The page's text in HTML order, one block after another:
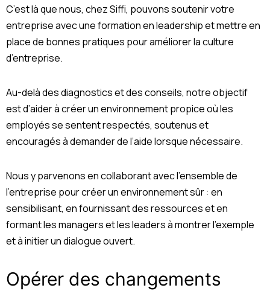
C’est là que nous, chez Siffi, pouvons soutenir votre
entreprise avec une formation en leadership et mettre en
place de bonnes pratiques pour améliorer la culture
d’entreprise.
Au-delà des diagnostics et des conseils, notre objectif
est d’aider à créer un environnement propice où les
employés se sentent respectés, soutenus et
encouragés à demander de l’aide lorsque nécessaire.
Nous y parvenons en collaborant avec l’ensemble de
l’entreprise pour créer un environnement sûr : en
sensibilisant, en fournissant des ressources et en
formant les managers et les leaders à montrer l’exemple
et à initier un dialogue ouvert.
Opérer des changements